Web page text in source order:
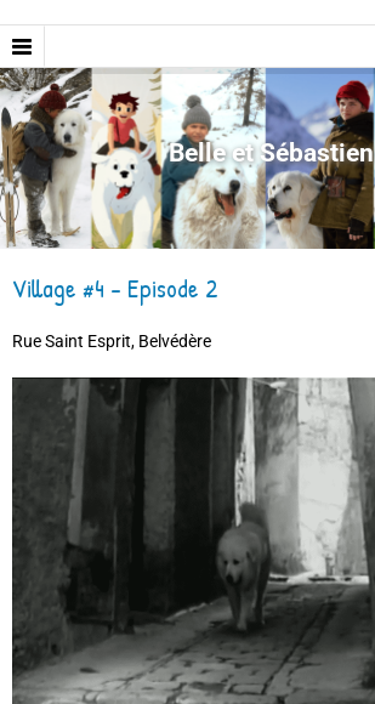
Belle et Sébastien
Village #4 - Episode 2
Rue Saint Esprit, Belvédère